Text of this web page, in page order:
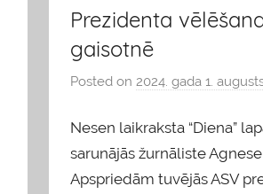
g
s
Prezidenta
gaisotnē
Posted on2024. gada 1.
Nesen laikraksta “Diena”
sarunājās žurnāliste
Apspriedām tuvējās ASV